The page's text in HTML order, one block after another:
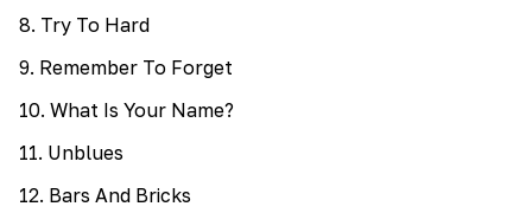
8. Try To Hard
9. Remember To Forget
10. What Is Your Name?
11. Unblues
12. Bars And Bricks